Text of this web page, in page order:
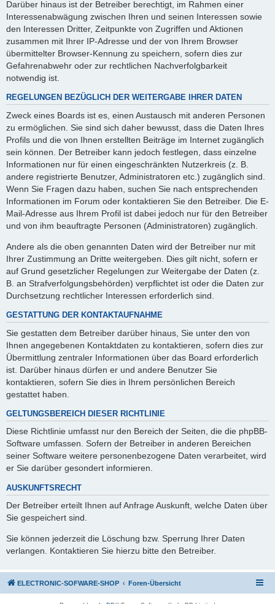
Darüber hinaus ist der Betreiber berechtigt, im Rahmen einer
Interessenabwägung zwischen Ihren und seinen Interessen sowie
den Interessen Dritter, Zeitpunkte von Zugriffen und Aktionen
zusammen mit Ihrer IP-Adresse und der von Ihrem Browser
übermittelter Browser-Kennung zu speichern, sofern dies zur
Gefahrenabwehr oder zur rechtlichen Nachverfolgbarkeit
notwendig ist.
REGELUNGEN BEZÜGLICH DER WEITERGABE IHRER DATEN
Zweck eines Boards ist es, einen Austausch mit anderen Personen
zu ermöglichen. Sie sind sich daher bewusst, dass die Daten Ihres
Profils und die von Ihnen erstellten Beiträge im Internet zugänglich
sein können. Der Betreiber kann jedoch festlegen, dass einzelne
Informationen nur für einen eingeschränkten Nutzerkreis (z. B.
andere registrierte Benutzer, Administratoren etc.) zugänglich sind.
Wenn Sie Fragen dazu haben, suchen Sie nach entsprechenden
Informationen im Forum oder kontaktieren Sie den Betreiber. Die E-
Mail-Adresse aus Ihrem Profil ist dabei jedoch nur für den Betreiber
und von ihm beauftragte Personen (Administratoren) zugänglich.
Andere als die oben genannten Daten wird der Betreiber nur mit
Ihrer Zustimmung an Dritte weitergeben. Dies gilt nicht, sofern er
auf Grund gesetzlicher Regelungen zur Weitergabe der Daten (z.
B. an Strafverfolgungsbehörden) verpflichtet ist oder die Daten zur
Durchsetzung rechtlicher Interessen erforderlich sind.
GESTATTUNG DER KONTAKTAUFNAHME
Sie gestatten dem Betreiber darüber hinaus, Sie unter den von
Ihnen angegebenen Kontaktdaten zu kontaktieren, sofern dies zur
Übermittlung zentraler Informationen über das Board erforderlich
ist. Darüber hinaus dürfen er und andere Benutzer Sie
kontaktieren, sofern Sie dies in Ihrem persönlichen Bereich
gestattet haben.
GELTUNGSBEREICH DIESER RICHTLINIE
Diese Richtlinie umfasst nur den Bereich der Seiten, die die phpBB-
Software umfassen. Sofern der Betreiber in anderen Bereichen
seiner Software weitere personenbezogene Daten verarbeitet, wird
er Sie darüber gesondert informieren.
AUSKUNFTSRECHT
Der Betreiber erteilt Ihnen auf Anfrage Auskunft, welche Daten über
Sie gespeichert sind.
Sie können jederzeit die Löschung bzw. Sperrung Ihrer Daten
verlangen. Kontaktieren Sie hierzu bitte den Betreiber.
ELECTRONIC-SOFWARE-SHOP Foren-Übersicht